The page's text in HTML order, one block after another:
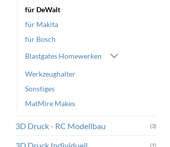
für DeWalt
für Makita
für Bosch
Blastgates Homewerken
Werkzeughalter
Sonstiges
MatMire Makes
3D Druck - RC Modellbau (3)
(1)